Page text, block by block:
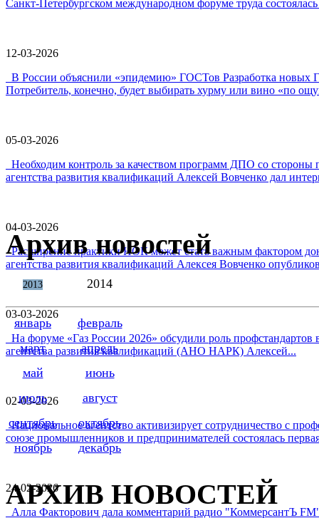
Санкт-Петербургском международном форуме труда
12-03-2026
В России объяснили «эпидемию» ГОСТов Разработка новых
Потребитель, конечно, будет выбирать хурму или вино «по
05-03-2026
Необходим контроль за качеством программ ДПО со
агентства развития квалификаций Алексей Вовченко дал
04-03-2026
Расширение практики НОК может стать важным фактором
агентства развития квалификаций Алексея Вовченко
03-03-2026
На форуме «Газ России 2026» обсудили роль
агентства развития квалификаций (АНО НАРК) Алексей...
02-03-2026
Национальное агентство активизирует сотрудничество с
союзе промышленников и предпринимателей состоялась
24-02-2026
Алла Факторович дала комментарий радио "КоммерсантЪ
Архив новостей
2013 2014
январь
февраль
март
апрель
май
июнь
июль
август
сентябрь
октябрь
ноябрь
декабрь
АРХИВ НОВОСТЕЙ